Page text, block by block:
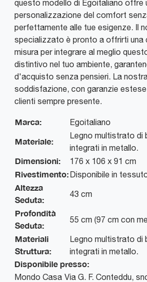
questo modello di Egoitaliano offre
personalizzazione del comfort
perfettamente alle tue esigenze. Il
specializzato è pronto a offrirti una
misura per integrare al meglio
distintivo nel tuo ambiente,
d'acquisto senza pensieri. La
soddisfazione, con garanzie
clienti sempre presente.
Marca: Egoitaliano
Materiale:
Legno multistrato di
integrati in metallo.
Dimensioni: 176 x 106 x 91 cm
Rivestimento:Disponibile in
Altezza
Seduta:
43 cm
Profondità
Seduta:
55 cm (97 cm con
Materiali
Struttura:
Legno multistrato di
integrati in metallo.
Disponibile presso:
Mondo Casa Via G. F. Conteddu,